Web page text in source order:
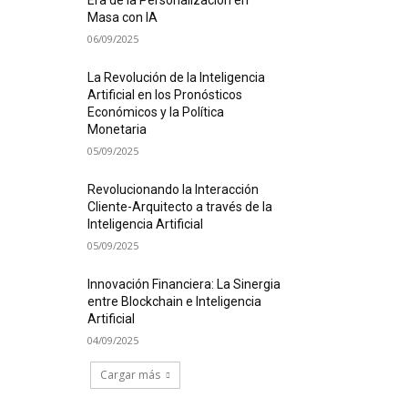
Masa con IA
06/09/2025
La Revolución de la Inteligencia
Artificial en los Pronósticos
Económicos y la Política
Monetaria
05/09/2025
Revolucionando la Interacción
Cliente-Arquitecto a través de la
Inteligencia Artificial
05/09/2025
Innovación Financiera: La Sinergia
entre Blockchain e Inteligencia
Artificial
04/09/2025
Cargar más